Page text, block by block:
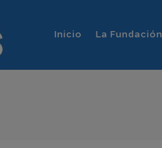
Inicio La Fundación